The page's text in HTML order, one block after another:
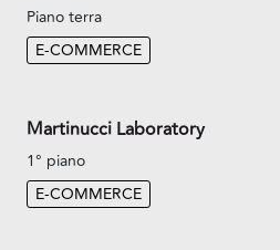
Piano terra
E-COMMERCE
Martinucci Laboratory
1° piano
E-COMMERCE